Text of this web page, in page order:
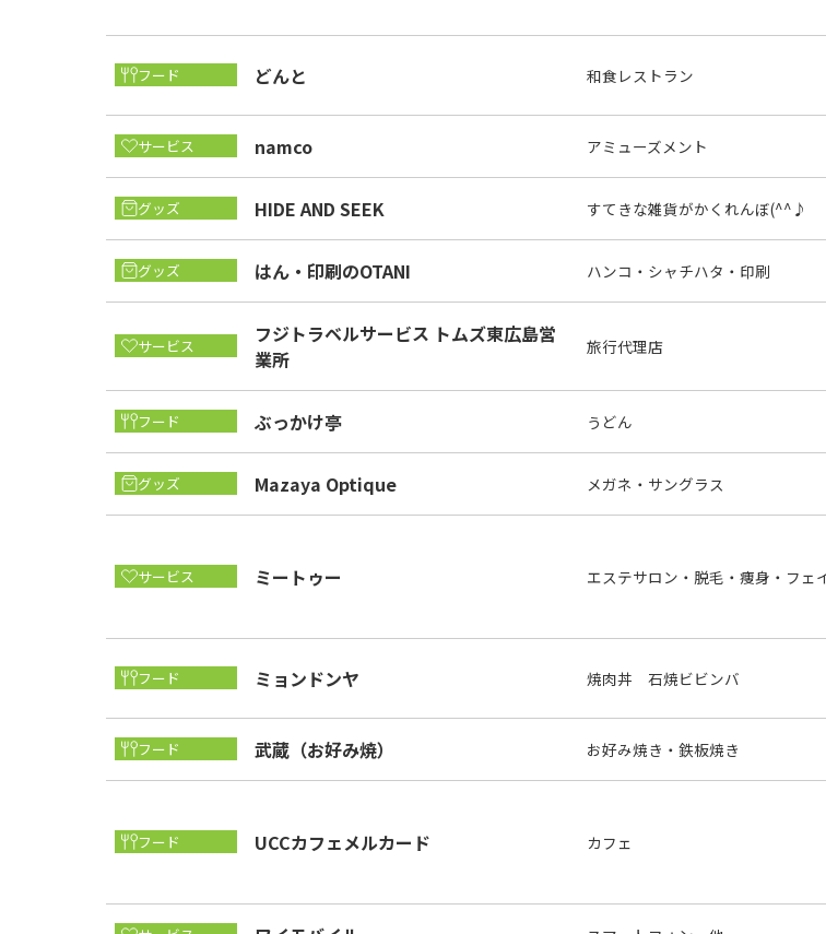
フード どんと 和食レストラン
サービス namco アミューズメント
グッズ HIDE AND SEEK すてきな雑貨がかくれんぼ(^^♪
グッズ はん・印刷のOTANI ハンコ・シャチハタ・印刷
サービス
フジトラベルサービス トムズ東広島営
業所
旅行代理店
フード ぶっかけ亭 うどん
グッズ Mazaya Optique メガネ・サングラス
サービス ミートゥー エステサロン・脱毛・痩身・フェ
フード ミョンドンヤ 焼肉丼 石焼ビビンバ
フード 武蔵（お好み焼） お好み焼き・鉄板焼き
フード UCCカフェメルカード カフェ